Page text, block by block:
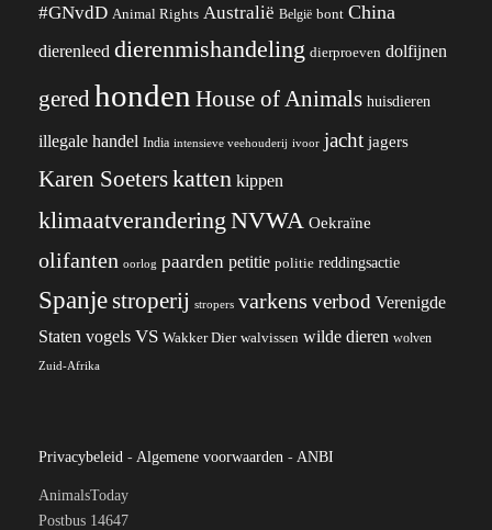
#GNvdD Animal Rights Australië België bont China
dierenleed dierenmishandeling dierproeven dolfijnen
geredhonden House of Animals huisdieren
illegale handel India intensieve veehouderij ivoor jacht jagers
Karen Soeterskatten kippen
klimaatverandering NVWA Oekraïne
olifanten oorlog paarden petitie politie reddingsactie
Spanjestroperij stropers varkens verbod Verenigde
Staten vogels VS Wakker Dier walvissen wilde dieren wolven
Zuid-Afrika
Privacybeleid - Algemene voorwaarden - ANBI
AnimalsToday
Postbus 14647